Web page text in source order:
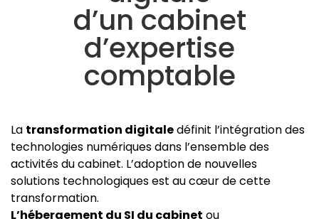
d’un cabinet
d’expertise
comptable
La transformation digitaledéfinit l’intégration des
technologies numériques dans l’ensemble des
activités du cabinet. L’adoption de nouvelles
solutions technologiques est au cœur de cette
transformation.
L’hébergement du SI du cabinet ou